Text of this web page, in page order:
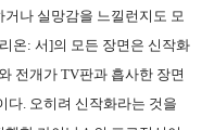
나 실망감을 느낄런지도 모
온: 서]의 모든 장면은 신작화
전개가 TV판과 흡사한 장면
다. 오히려 신작화라는 것을